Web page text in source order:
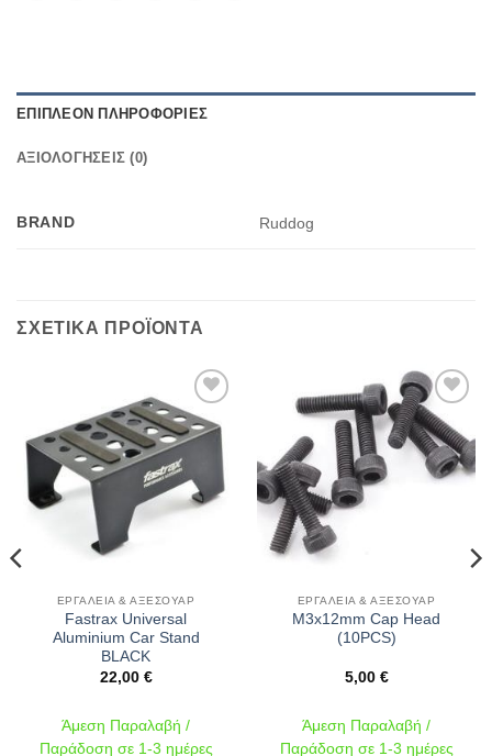
ΕΠΙΠΛΈΟΝ ΠΛΗΡΟΦΟΡΊΕΣ
ΑΞΙΟΛΟΓΉΣΕΙΣ (0)
BRAND Ruddog
ΣΧΕΤΙΚΆ ΠΡΟΪΌΝΤΑ
Πρόσθήκη
στην λίστα
επιθυμιών
ΕΡΓΑΛΕΊΑ & ΑΞΕΣΟΥΆΡ
Fastrax Universal
Aluminium Car Stand
BLACK
22,00 €
Άμεση Παραλαβή /
Παράδοση σε 1-3 ημέρες
Πρόσθήκη
στην λίστα
επιθυμιών
ΕΡΓΑΛΕΊΑ & ΑΞΕΣΟΥΆΡ
M3x12mm Cap Head
(10PCS)
5,00 €
Άμεση Παραλαβή /
Παράδοση σε 1-3 ημέρες